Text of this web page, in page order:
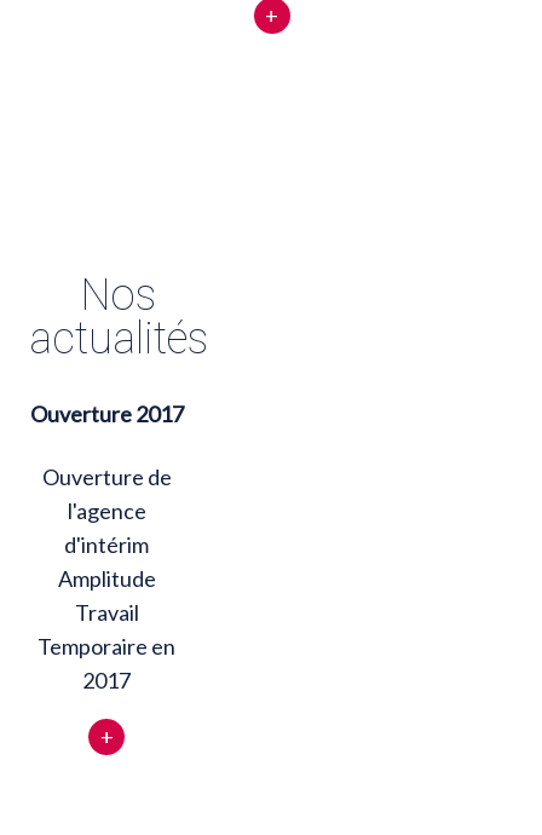
+
Nos
actualités
Ouverture 2017
Ouverture de
l'agence
d'intérim
Amplitude
Travail
Temporaire en
2017
+